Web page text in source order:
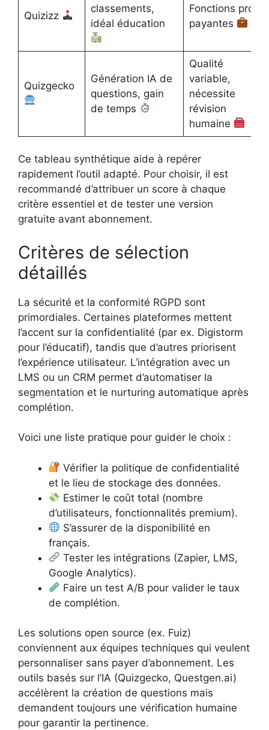
Quizizz
classements,
idéal éducation
Fonctions pro
payantes
Quizgecko
Génération IA de
questions, gain
de temps
Qualité
variable,
nécessite
révision
humaine
Ce tableau synthétique aide à repérer
rapidement l’outil adapté. Pour choisir, il est
recommandé d’attribuer un score à chaque
critère essentiel et de tester une version
gratuite avant abonnement.
Critères de sélection
détaillés
La sécurité et la conformité RGPD sont
primordiales. Certaines plateformes mettent
l’accent sur la confidentialité (par ex. Digistorm
pour l’éducatif), tandis que d’autres priorisent
l’expérience utilisateur. L’intégration avec un
LMS ou un CRM permet d’automatiser la
segmentation et le nurturing automatique après
complétion.
Voici une liste pratique pour guider le choix :
Vérifier la politique de confidentialité
et le lieu de stockage des données.
Estimer le coût total (nombre
d’utilisateurs, fonctionnalités premium).
S’assurer de la disponibilité en
français.
Tester les intégrations (Zapier, LMS,
Google Analytics).
Faire un test A/B pour valider le taux
de complétion.
Les solutions open source (ex. Fuiz)
conviennent aux équipes techniques qui veulent
personnaliser sans payer d’abonnement. Les
outils basés sur l’IA (Quizgecko, Questgen.ai)
accélèrent la création de questions mais
demandent toujours une vérification humaine
pour garantir la pertinence.